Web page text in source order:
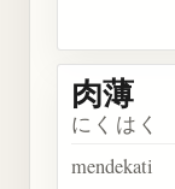
肉薄
にくはく
mendekati